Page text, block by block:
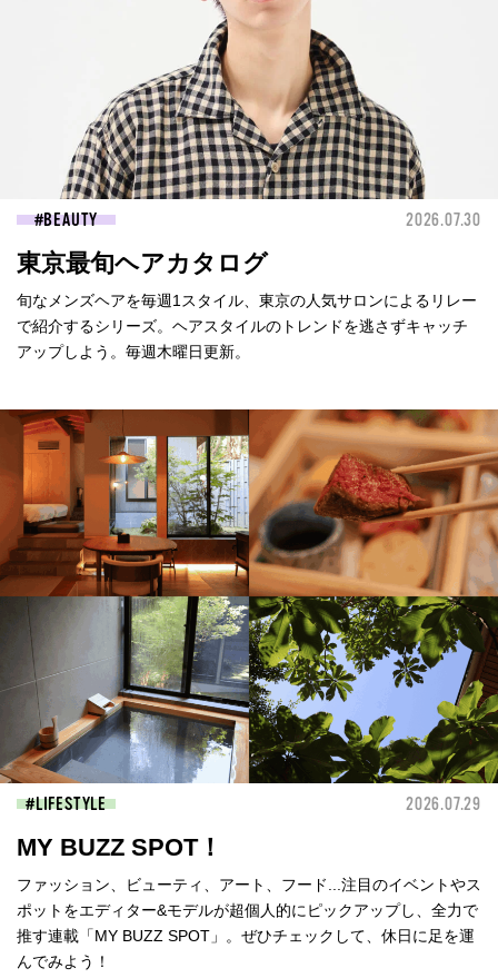
BEAUTY 2026.07.30
東京最旬ヘアカタログ
旬なメンズヘアを毎週1スタイル、東京の人気サロンによるリレー
で紹介するシリーズ。ヘアスタイルのトレンドを逃さずキャッチ
アップしよう。毎週木曜日更新。
LIFESTYLE 2026.07.29
MY BUZZ SPOT！
ファッション、ビューティ、アート、フード...注目のイベントやス
ポットをエディター&モデルが超個人的にピックアップし、全力で
推す連載「MY BUZZ SPOT」。ぜひチェックして、休日に足を運
んでみよう！